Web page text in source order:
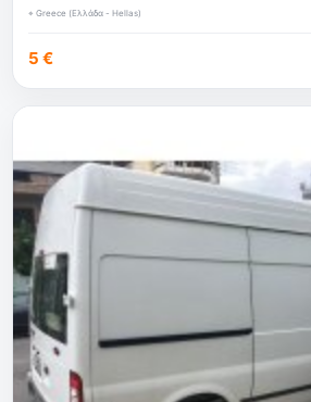
⌖ Greece (Ελλάδα - Hellas)
5 €